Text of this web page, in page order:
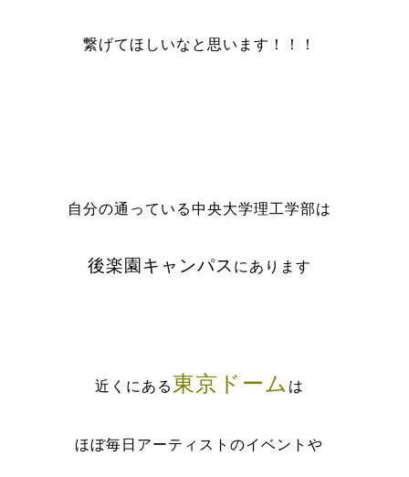
繋げてほしいなと思います！！！
自分の通っている中央大学理工学部は
後楽園キャンパス にあります
近くにある 東京ドーム は
ほぼ毎日アーティストのイベントや